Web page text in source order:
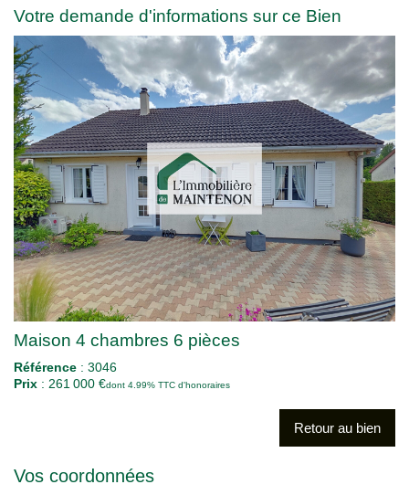
Votre demande d'informations sur ce Bien
Maison 4 chambres 6 pièces
Référence : 3046
Prix : 261 000 €dont 4.99% TTC d'honoraires
Retour au bien
Vos coordonnées